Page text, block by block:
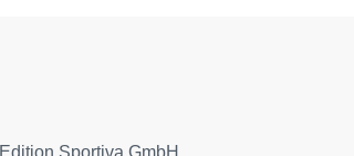
Edition Sportiva GmbH